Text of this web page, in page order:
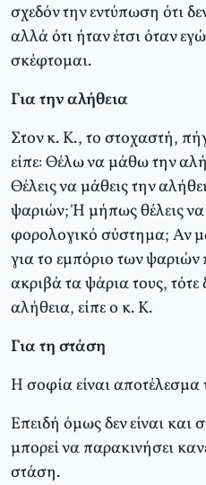
σχεδόν την εντύπωση ότι
αλλά ότι ήταν έτσι όταν
σκέφτομαι.
Για την αλήθεια
Στον κ. Κ., το στοχαστή,
είπε: Θέλω να μάθω την
Θέλεις να μάθεις την
ψαριών; Ή μήπως θέλεις να
φορολογικό σύστημα; Αν
για το εμπόριο των
ακριβά τα ψάρια τους,
αλήθεια, είπε ο κ. Κ.
Για τη στάση
Η σοφία είναι αποτέλεσμα
Επειδή όμως δεν είναι και
μπορεί να παρακινήσει
στάση.